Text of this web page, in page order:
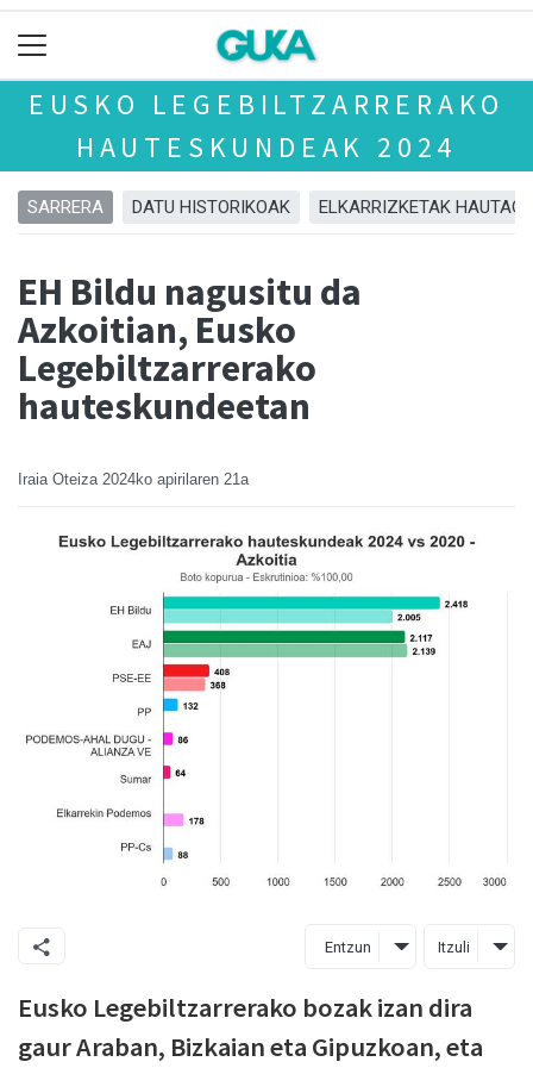
EUSKO LEGEBILTZARRERAKO
HAUTESKUNDEAK 2024
SARRERA DATU HISTORIKOAK ELKARRIZKETAK
EH Bildu nagusitu da
Azkoitian, Eusko
Legebiltzarrerako
hauteskundeetan
Iraia Oteiza 2024ko apirilaren 21a
Entzun Itzuli
Eusko Legebiltzarrerako bozak izan dira
gaur Araban, Bizkaian eta Gipuzkoan, eta